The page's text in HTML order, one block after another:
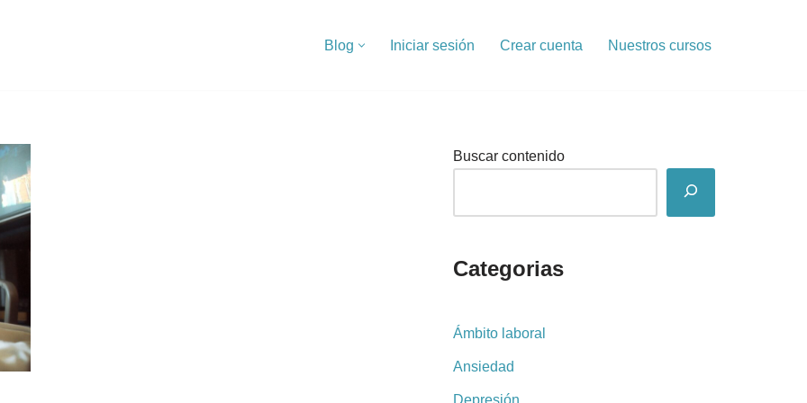
Blog Iniciar sesión Crear cuenta Nuestros cursos
Buscar contenido
Categorias
Ámbito laboral
Ansiedad
Depresión